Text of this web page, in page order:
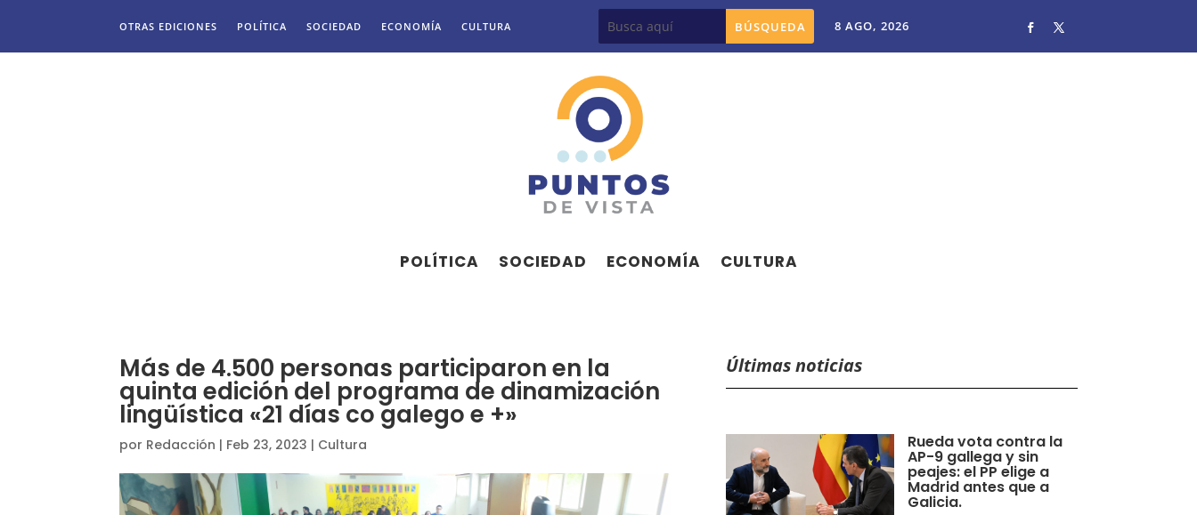
OTRAS EDICIONES POLÍTICA SOCIEDAD ECONOMÍA CULTURA 8 AGO, 2026
POLÍTICA SOCIEDAD ECONOMÍA CULTURA
Más de 4.500 personas participaron en la
quinta edición del programa de dinamización
lingüística «21 días co galego e +»
por Redacción | Feb 23, 2023 | Cultura
Últimas noticias
Rueda vota contra la
AP-9 gallega y sin
peajes: el PP elige a
Madrid antes que a
Galicia.